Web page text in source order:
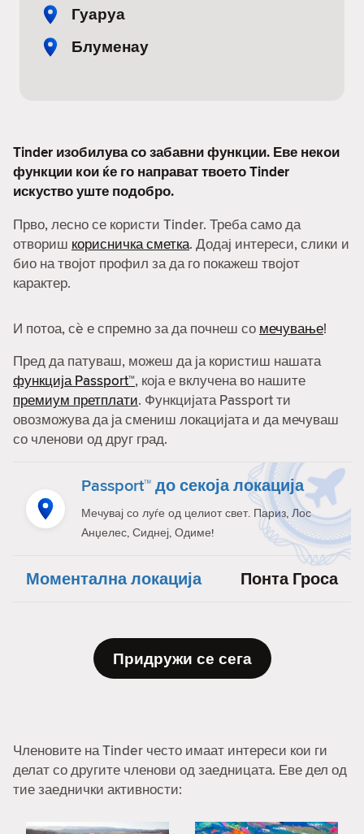
Гуаруа
Блуменау
Tinder изобилува со забавни функции. Еве некои
функции кои ќе го направат твоето Tinder
искуство уште подобро.
Прво, лесно се користи Tinder. Треба само да
отвориш корисничка сметка. Додај интереси, слики и
био на твојот профил за да го покажеш твојот
карактер.
И потоа, сè е спремно за да почнеш со мечување!
Пред да патуваш, можеш да ја користиш нашата
функција Passport™, која е вклучена во нашите
премиум претплати. Функцијата Passport ти
овозможува да ја смениш локацијата и да мечуваш
со членови од друг град.
Passport™ до секоја локација
Мечувај со луѓе од целиот свет. Париз, Лос
Анџелес, Сиднеј, Одиме!
Моментална локација Понта Гроса
Придружи се сега
Членовите на Tinder често имаат интереси кои ги
делат со другите членови од заедницата. Еве дел од
тие заеднички активности: